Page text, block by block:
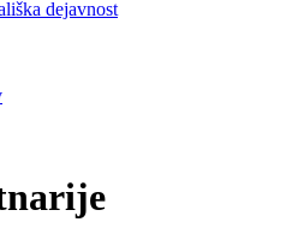
dejavnost